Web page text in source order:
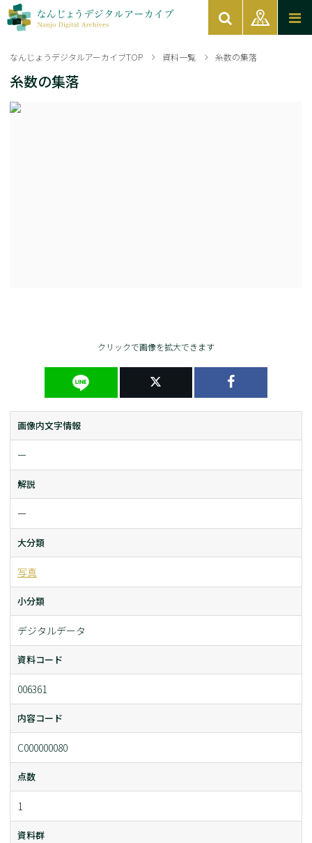
なんじょうデジタルアーカイブTOP 資料一覧 糸数の集落
糸数の集落
クリックで画像を拡大できます
画像内文字情報
ー
解説
ー
大分類
写真
小分類
デジタルデータ
資料コード
006361
内容コード
C000000080
点数
1
資料群